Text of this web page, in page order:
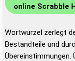
online Scrabble
Wortwurzel zerlegt
Bestandteile und
Übereinstimmungen.